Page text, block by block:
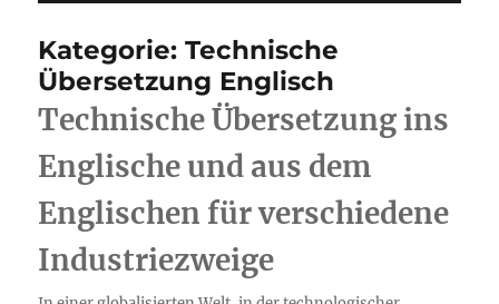
Kategorie:Technische
Übersetzung Englisch
Technische Übersetzung ins
Englische und aus dem
Englischen für verschiedene
Industriezweige